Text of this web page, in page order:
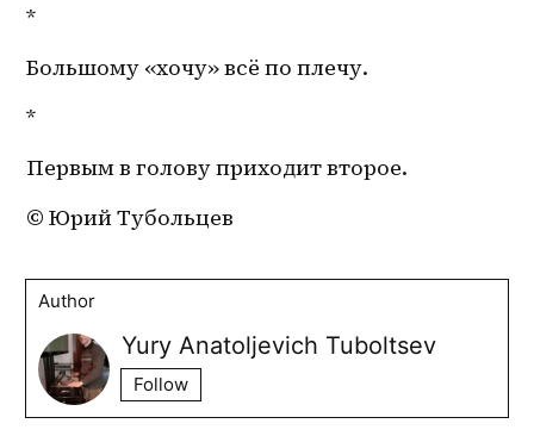
*
Большому «хочу» всё по плечу.
*
Первым в голову приходит второе.
© Юрий Тубольцев
Author
Yury Anatoljevich Tuboltsev
Follow